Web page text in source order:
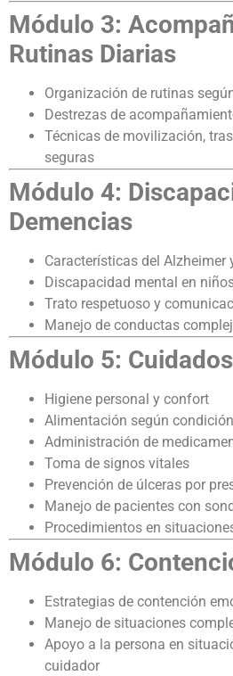
Módulo 3:
Rutinas Diarias
Organización de rutinas
Destrezas de
Técnicas de movilización,
seguras
Módulo 4:
Demencias
Características del Alzheimer
Discapacidad mental en
Trato respetuoso y
Manejo de conductas
Módulo 5:
Higiene personal y confort
Alimentación según
Administración de
Toma de signos vitales
Prevención de úlceras por
Manejo de pacientes con
Procedimientos en
Módulo 6:
Estrategias de contención
Manejo de situaciones
Apoyo a la persona en
cuidador